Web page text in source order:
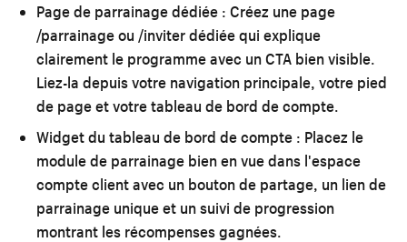
Page de parrainage dédiée : Créez une page
/parrainage ou /inviter dédiée qui explique
clairement le programme avec un CTA bien visible.
Liez-la depuis votre navigation principale, votre pied
de page et votre tableau de bord de compte.
Widget du tableau de bord de compte : Placez le
module de parrainage bien en vue dans l'espace
compte client avec un bouton de partage, un lien de
parrainage unique et un suivi de progression
montrant les récompenses gagnées.